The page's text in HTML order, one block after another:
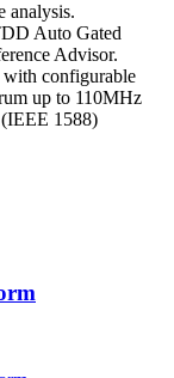
analysis.
Auto Gated
Advisor.
configurable
up to 110MHz
1588)